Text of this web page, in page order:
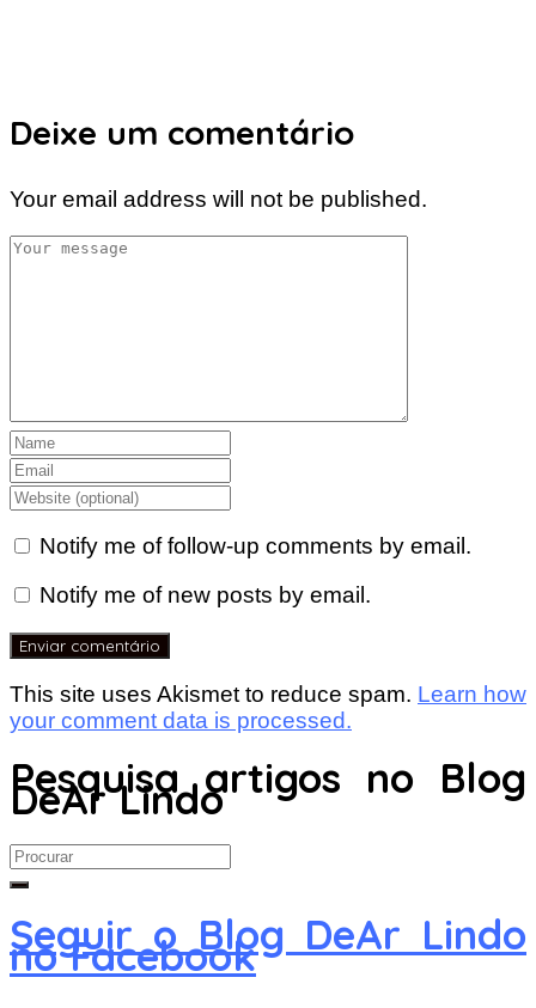
Deixe um comentário
Your email address will not be published.
Notify me of follow-up comments by email.
Notify me of new posts by email.
This site uses Akismet to reduce spam. Learn how
your comment data is processed.
Pesquisa artigos no Blog
DeAr Lindo
Search
for:
Seguir o Blog DeAr Lindo
no Facebook